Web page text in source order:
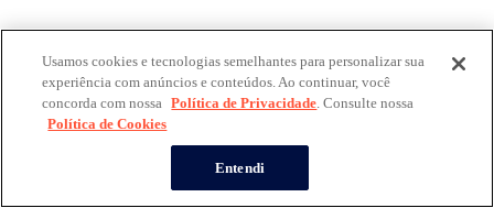
Usamos cookies e tecnologias semelhantes para personalizar sua
experiência com anúncios e conteúdos. Ao continuar, você
concorda com nossa Política de Privacidade. Consulte nossa
Política de Cookies
Entendi